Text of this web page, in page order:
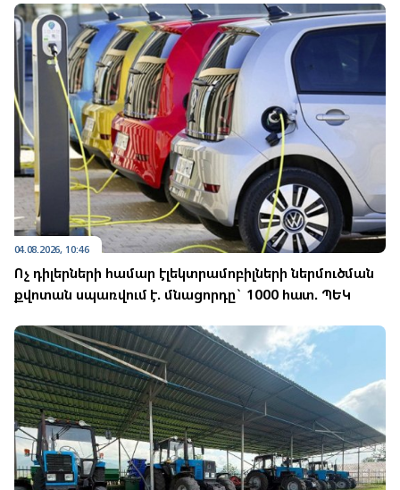
04.08.2026, 10:46
Ոչ դիլերների համար էլեկտրամոբիլների ներմուծման
քվոտան սպառվում է. մնացորդը` 1000 հատ. ՊԵԿ